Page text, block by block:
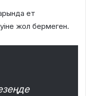
ет
жол бермеген.